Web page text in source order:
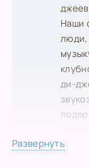
Наши
люди,
ди-
На
Развернуть